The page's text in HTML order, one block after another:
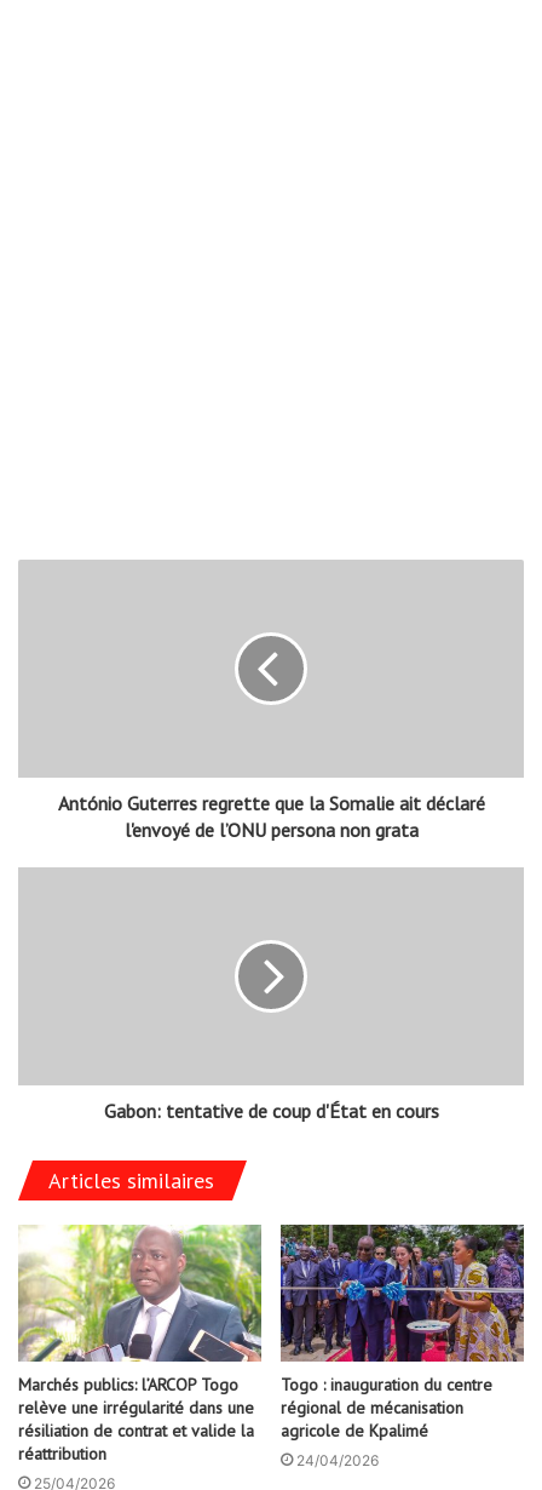
António Guterres regrette que la Somalie ait déclaré
l'envoyé de l’ONU persona non grata
Gabon: tentative de coup d'État en cours
Articles similaires
Marchés publics: l’ARCOP Togo
relève une irrégularité dans une
résiliation de contrat et valide la
réattribution
25/04/2026
Togo : inauguration du centre
régional de mécanisation
agricole de Kpalimé
24/04/2026